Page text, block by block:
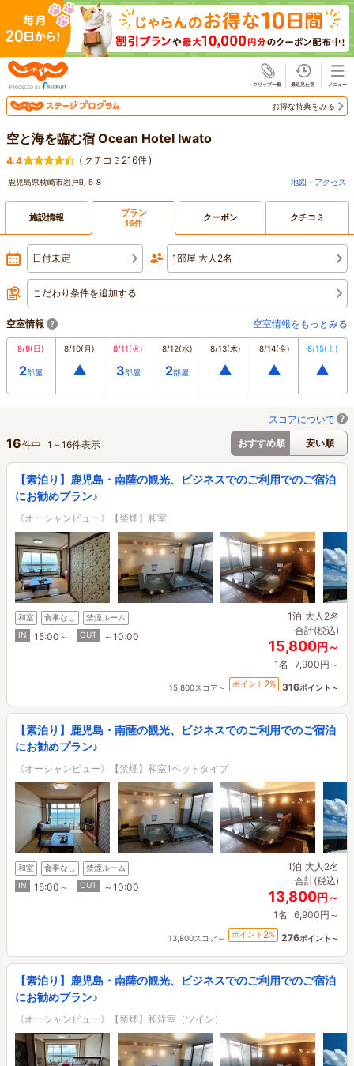
お得な特典をみる
空と海を臨む宿 Ocean Hotel Iwato
4.4 ( クチコミ216件)
鹿児島県枕崎市岩戸町５８ 地図・アクセス
施設情報 プラン
16件 クーポン クチコミ
日付未定 1部屋 大人2名
こだわり条件を追加する
空室情報 空室情報をもっとみる
8/9(日)
2部屋
8/10(月)
▲
8/11(火)
3部屋
8/12(水)
2部屋
8/13(木)
▲
8/14(金)
▲
8/15(土)
▲
スコアについて
おすすめ順
安い順
16件中 1 ～16件表示
【素泊り】鹿児島・南薩の観光、ビジネスでのご利用でのご宿泊
にお勧めプラン♪
《オーシャンビュー》【禁煙】和室
和室 食事なし
禁煙ルーム
IN
15:00～ OUT ～10:00
1泊 大人2名
合計(税込)
15,800円～
1名 7,900円～
15,800スコア～ ポイント 2% 316ポイント～
【素泊り】鹿児島・南薩の観光、ビジネスでのご利用でのご宿泊
にお勧めプラン♪
《オーシャンビュー》【禁煙】和室1ベットタイプ
和室 食事なし
禁煙ルーム
IN
15:00～ OUT ～10:00
1泊 大人2名
合計(税込)
13,800円～
1名 6,900円～
13,800スコア～ ポイント 2% 276ポイント～
【素泊り】鹿児島・南薩の観光、ビジネスでのご利用でのご宿泊
にお勧めプラン♪
《オーシャンビュー》【禁煙】和洋室（ツイン）